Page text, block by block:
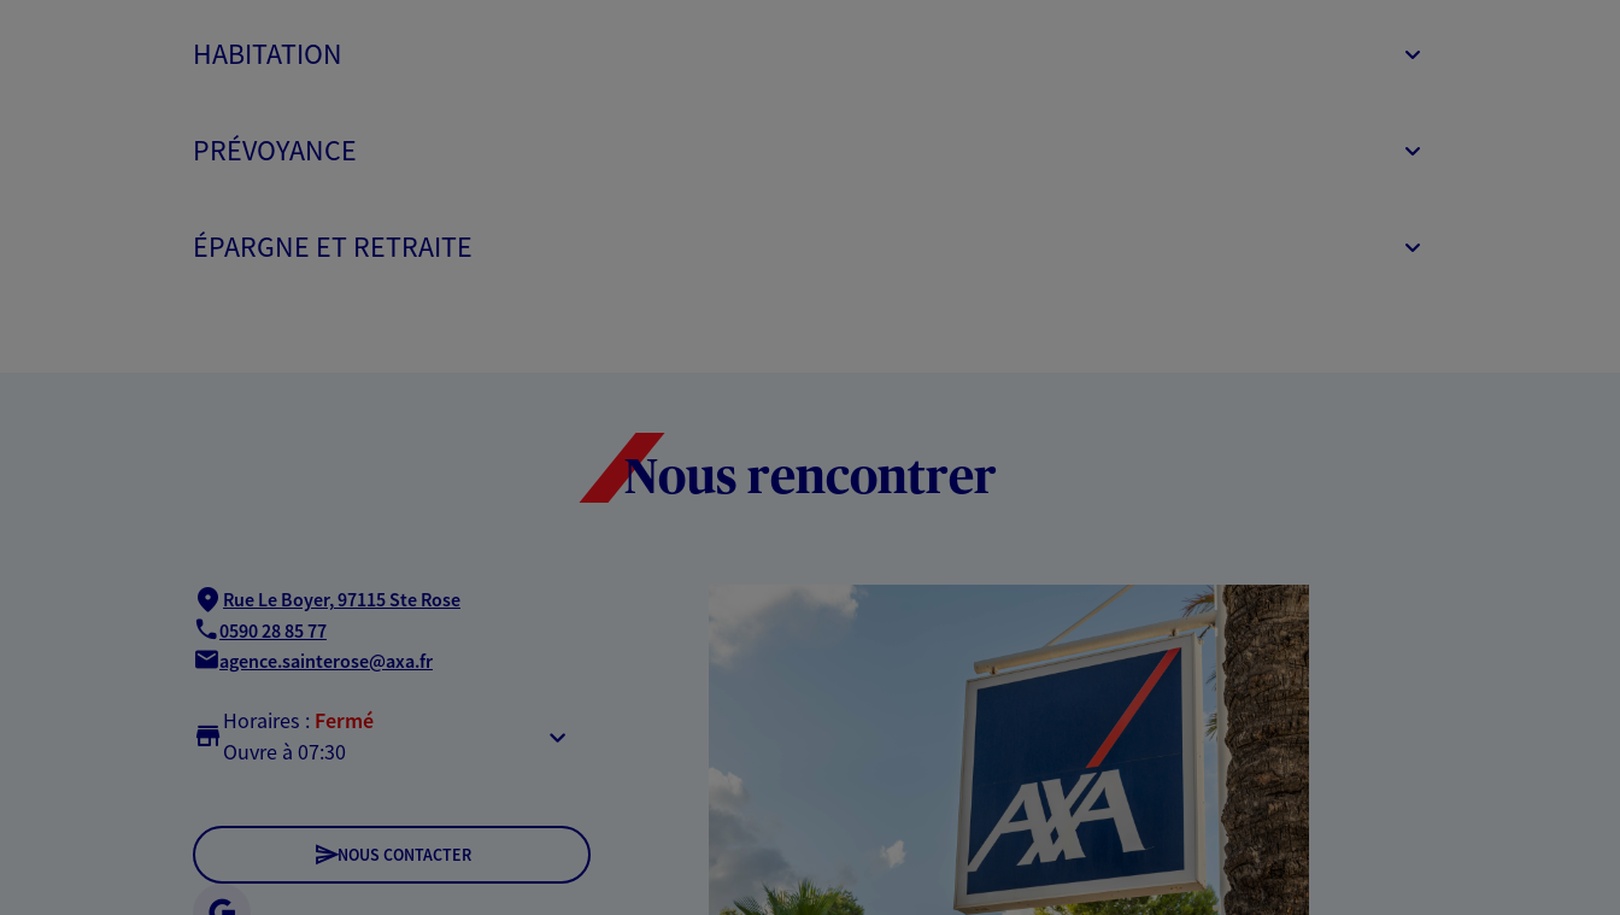
HABITATION
PRÉVOYANCE
ÉPARGNE ET RETRAITE
Nous rencontrer
Rue Le Boyer,97115 Ste Rose
0590 28 85 77
agence.sainterose@axa.fr
Horaires : Fermé
Ouvre à 07:30
NOUS CONTACTER